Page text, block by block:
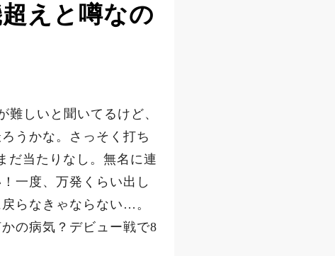
えと噂なの
しいと聞いてるけど、
うかな。さっそく打ち
だ当たりなし。無名に連
一度、万発くらい出し
らなきゃならない…。
の病気？デビュー戦で8